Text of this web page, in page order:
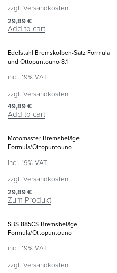
zzgl. Versandkosten
29,89€
Add to cart
Edelstahl Bremskolben-Satz Formula
und Ottopuntouno 8.1
incl. 19% VAT
zzgl. Versandkosten
49,89€
Add to cart
Motomaster Bremsbeläge
Formula/Ottopuntouno
incl. 19% VAT
zzgl. Versandkosten
29,89€
Zum Produkt
SBS 885CS Bremsbeläge
Formula/Ottopuntouno
incl. 19% VAT
zzgl. Versandkosten